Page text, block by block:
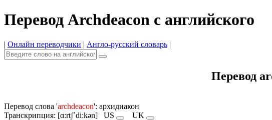
Перевод Archdeacon с английского
| Онлайн переводчики | Англо-русский словарь |
Перевод
Перевод слова 'archdeacon': архидиакон
Транскрипция: [ɑːrtʃˈdiːkən] US
UK